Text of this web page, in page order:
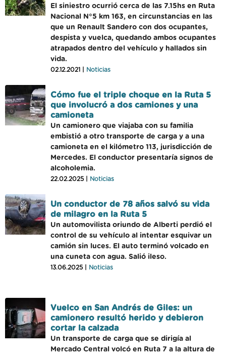
El siniestro ocurrió cerca de las 7.15hs en Ruta
Nacional N°5 km 163, en circunstancias en las
que un Renault Sandero con dos ocupantes,
despista y vuelca, quedando ambos ocupantes
atrapados dentro del vehículo y hallados sin
vida.
02.12.2021 | Noticias
Cómo fue el triple choque en la Ruta 5
que involucró a dos camiones y una
camioneta
Un camionero que viajaba con su familia
embistió a otro transporte de carga y a una
camioneta en el kilómetro 113, jurisdicción de
Mercedes. El conductor presentaría signos de
alcoholemia.
22.02.2025 | Noticias
Un conductor de 78 años salvó su vida
de milagro en la Ruta 5
Un automovilista oriundo de Alberti perdió el
control de su vehículo al intentar esquivar un
camión sin luces. El auto terminó volcado en
una cuneta con agua. Salió ileso.
13.06.2025 | Noticias
Vuelco en San Andrés de Giles: un
camionero resultó herido y debieron
cortar la calzada
Un transporte de carga que se dirigía al
Mercado Central volcó en Ruta 7 a la altura de